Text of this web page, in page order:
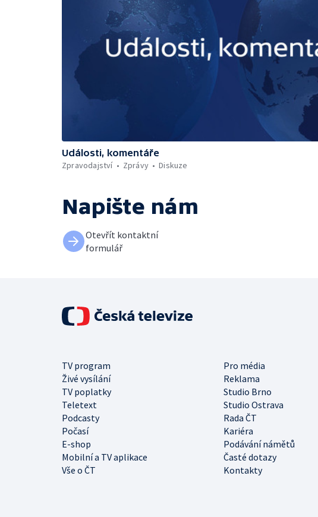
Události, komentáře
Zpravodajství
Zprávy Diskuze
Napište nám
Otevřít kontaktní
formulář
TV program
Pro média
Živé vysílání
Reklama
TV poplatky
Studio Brno
Teletext
Studio Ostrava
Podcasty
Rada ČT
Počasí
Kariéra
E-shop
Podávání námětů
Mobilní a TV aplikace
Časté dotazy
Vše o ČT
Kontakty